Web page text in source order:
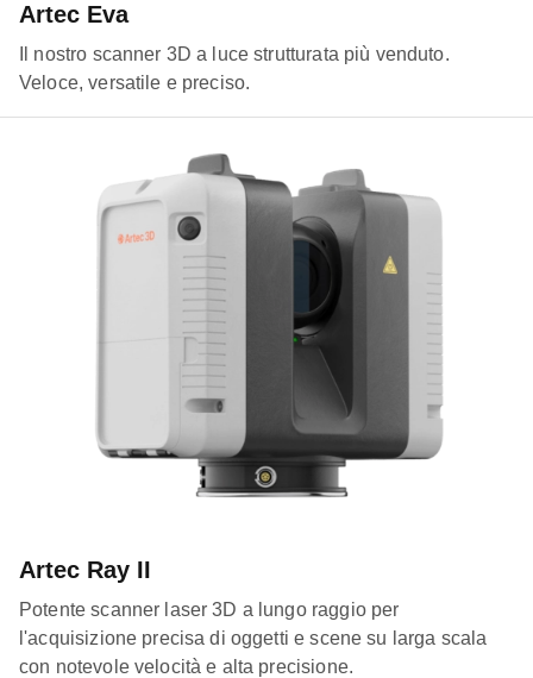
Artec Eva
Il nostro scanner 3D a luce strutturata più venduto.
Veloce, versatile e preciso.
Artec Ray II
Potente scanner laser 3D a lungo raggio per
l'acquisizione precisa di oggetti e scene su larga scala
con notevole velocità e alta precisione.